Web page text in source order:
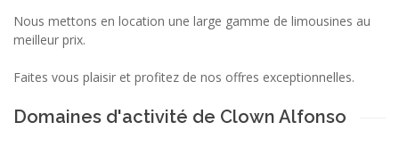
Nous mettons en location une large gamme de limousines au
meilleur prix.
Faites vous plaisir et profitez de nos offres exceptionnelles.
Domaines d'activité de Clown Alfonso